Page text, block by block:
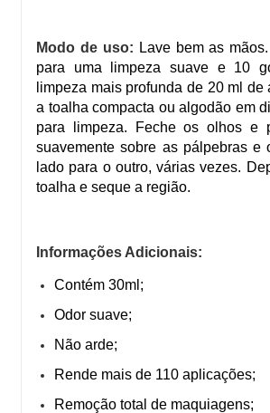
Modo de uso: Lave bem as
para uma limpeza suave e 10
limpeza mais profunda de 20 ml de
a toalha compacta ou algodão em
para limpeza. Feche os olhos e
suavemente sobre as pálpebras e
lado para o outro, várias vezes.
toalha e seque a região.
Informações Adicionais:
Contém 30ml;
Odor suave;
Não arde;
Rende mais de 110 aplicações;
Remoção total de maquiagens;